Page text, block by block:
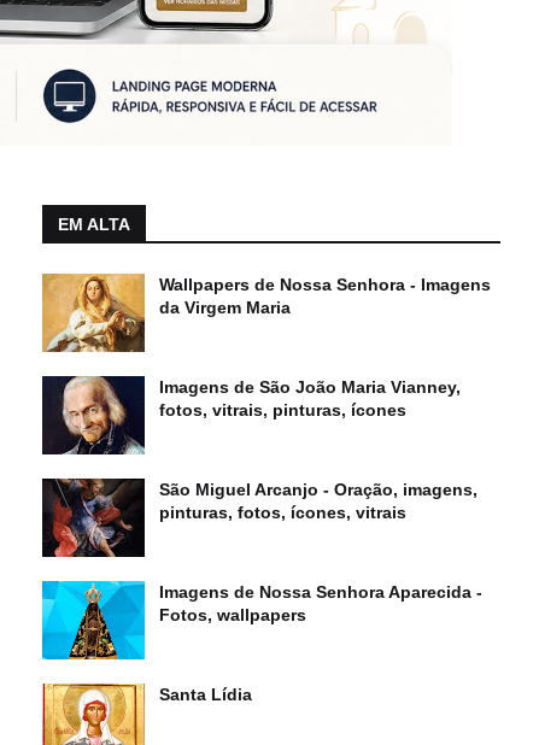
EM ALTA
Wallpapers de Nossa Senhora - Imagens
da Virgem Maria
Imagens de São João Maria Vianney,
fotos, vitrais, pinturas, ícones
São Miguel Arcanjo - Oração, imagens,
pinturas, fotos, ícones, vitrais
Imagens de Nossa Senhora Aparecida -
Fotos, wallpapers
Santa Lídia